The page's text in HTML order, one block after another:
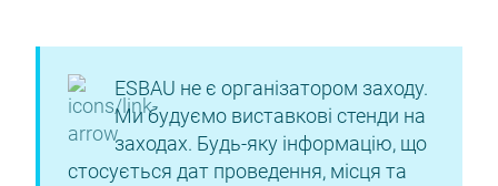
ESBAU не є організатором заходу.
Ми будуємо виставкові стенди на
заходах. Будь-яку інформацію, що
стосується дат проведення, місця та